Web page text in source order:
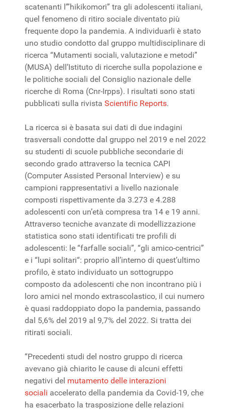
scatenanti l’”hikikomori” tra gli adolescenti italiani,
quel fenomeno di ritiro sociale diventato più
frequente dopo la pandemia. A individuarli è stato
uno studio condotto dal gruppo multidisciplinare di
ricerca “Mutamenti sociali, valutazione e metodi”
(MUSA) dell’Istituto di ricerche sulla popolazione e
le politiche sociali del Consiglio nazionale delle
ricerche di Roma (Cnr-Irpps). I risultati sono stati
pubblicati sulla rivista Scientific Reports.
La ricerca si è basata sui dati di due indagini
trasversali condotte dal gruppo nel 2019 e nel 2022
su studenti di scuole pubbliche secondarie di
secondo grado attraverso la tecnica CAPI
(Computer Assisted Personal Interview) e su
campioni rappresentativi a livello nazionale
composti rispettivamente da 3.273 e 4.288
adolescenti con un’età compresa tra 14 e 19 anni.
Attraverso tecniche avanzate di modellizzazione
statistica sono stati identificati tre profili di
adolescenti: le “farfalle sociali”, “gli amico-centrici”
e i “lupi solitari“: proprio all’interno di quest’ultimo
profilo, è stato individuato un sottogruppo
composto da adolescenti che non incontrano più i
loro amici nel mondo extrascolastico, il cui numero
è quasi raddoppiato dopo la pandemia, passando
dal 5,6% del 2019 al 9,7% del 2022. Si tratta dei
ritirati sociali.
“Precedenti studi del nostro gruppo di ricerca
avevano già chiarito le cause di alcuni effetti
negativi del mutamento delle interazioni
sociali accelerato della pandemia da Covid-19, che
ha esacerbato la trasposizione delle relazioni